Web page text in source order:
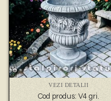
VEZI DETALII
Cod produs: V4 gri.